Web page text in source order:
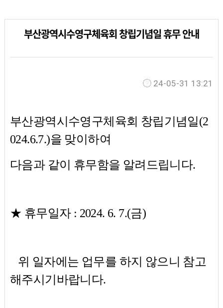
부산광역시수영구체육회 창립기념일 휴무 안내
24-05-31 13:21
부산광역시수영구체육회 창립기념일(2
024.6.7.)을 맞이하여
다음과 같이 휴무함을 알려드립니다.
★ 휴무일자 : 2024. 6. 7.(금)
위 일자에는 업무를 하지 않으니 참고
해주시기바랍니다.